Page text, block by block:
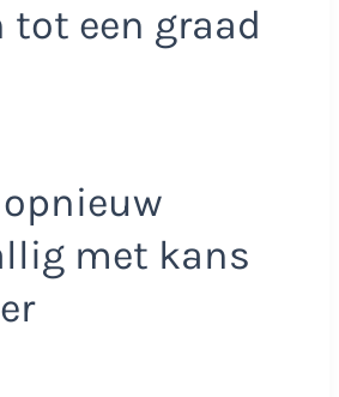
tot een graad
met kans